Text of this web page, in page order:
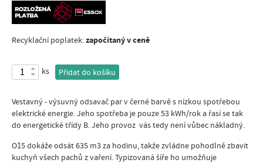
Recyklační poplatek:započítaný v ceně
ks Přidat do košíku
Vestavný - výsuvný odsavač par v černé barvě s nízkou spotřebou
elektrické energie. Jeho spotřeba je pouze 53 kWh/rok a řasí se tak
do energetické třídy B. Jeho provoz vás tedy není vůbec nákladný.
O15 dokáže odsát 635 m3 za hodinu, takže zvládne pohodlně zbavit
kuchyň všech pachů z vaření. Typizovaná šíře ho umožňuje